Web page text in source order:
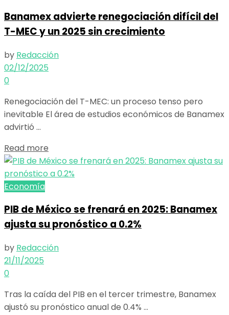
Banamex advierte renegociación difícil del
T-MEC y un 2025 sin crecimiento
by Redacción
02/12/2025
0
Renegociación del T-MEC: un proceso tenso pero
inevitable El área de estudios económicos de Banamex
advirtió ...
Read more
Economía
PIB de México se frenará en 2025: Banamex
ajusta su pronóstico a 0.2%
by Redacción
21/11/2025
0
Tras la caída del PIB en el tercer trimestre, Banamex
ajustó su pronóstico anual de 0.4% ...